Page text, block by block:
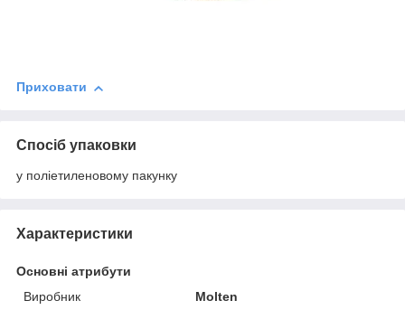
Приховати
Спосіб упаковки
у поліетиленовому пакунку
Характеристики
Основні атрибути
Виробник
Molten